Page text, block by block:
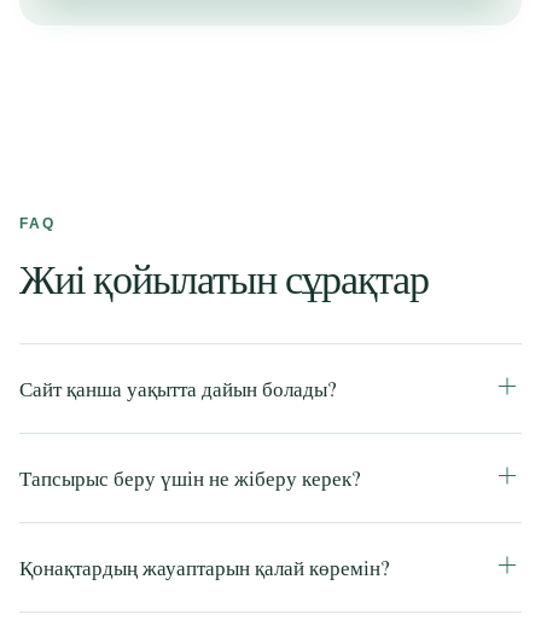
FAQ
Жиі қойылатын сұрақтар
Сайт қанша уақытта дайын болады?
Тапсырыс беру үшін не жіберу керек?
Қонақтардың жауаптарын қалай көремін?